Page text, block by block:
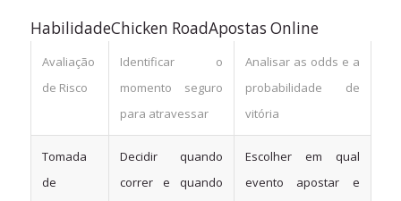
HabilidadeChicken RoadApostas Online
Avaliação
de Risco
Identificar o
momento seguro
para atravessar
Analisar as odds e a
probabilidade de
vitória
Tomada
de
Decidir quando
correr e quando
Escolher em qual
evento apostar e